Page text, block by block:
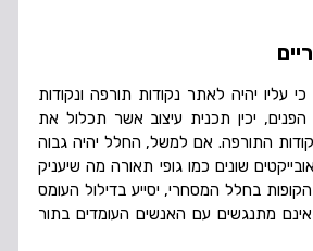
עליו יהיה לאתר נקודות תורפה ונקודות
יכין תכנית עיצוב אשר תכלול את
התורפה. אם למשל, החלל יהיה גבוה
שונים כמו גופי תאורה מה שיעניק
בחלל המסחרי, יסייע בדילול העומס
מתנגשים עם האנשים העומדים בתור